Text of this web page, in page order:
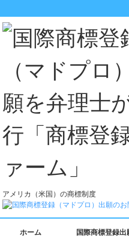
アメリカ（米国）の商標制度
ホーム 国際商標登録出